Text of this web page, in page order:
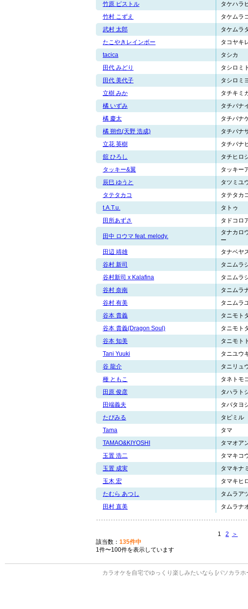
竹原 ピストル
タケハラ
竹村 こずえ
タケムラ
武村 太郎
タケムラ
たこやきレインボー
タコヤキ
tacica
タシカ
田代 みどり
タシロミ
田代 美代子
タシロミ
立樹 みか
タチキミ
橘 いずみ
タチバナ
橘 慶太
タチバナ
橘 朔也(天野 浩成)
タチバナ
立花 英樹
タチバナ
舘 ひろし
タチヒロ
タッキー&翼
タッキー
辰巳 ゆうと
タツミユ
タテタカコ
タテタカ
t.A.T.u.
タトゥ
田所あずさ
タドコロ
田中 ロウマ feat. melody.
タナカロ
ー
田辺 靖雄 タナベヤ
谷村 新司
タニムラ
谷村新司 x Kalafina
タニムラ
谷村 奈南
タニムラ
谷村 有美
タニムラ
谷本 貴義
タニモト
谷本 貴義(Dragon Soul)
タニモト
谷本 知美
タニモト
Tani Yuuki
タニユウ
谷 龍介
タニリュ
種 ともこ
タネトモ
田原 俊彦
タハラト
田端義夫
タバタヨ
たぴみる
タピミル
Tama
タマ
TAMAO&KIYOSHI
タマオア
玉置 浩二
タマキコ
玉置 成実
タマキナミ
玉木 宏
タマキヒ
たむら あつし
タムラア
田村 直美
タムラナ
1 2
＞
該当数： 135件中
1件〜100件を表示しています
カラオケを自宅でゆっくり楽しみたいなら [パソカラホ